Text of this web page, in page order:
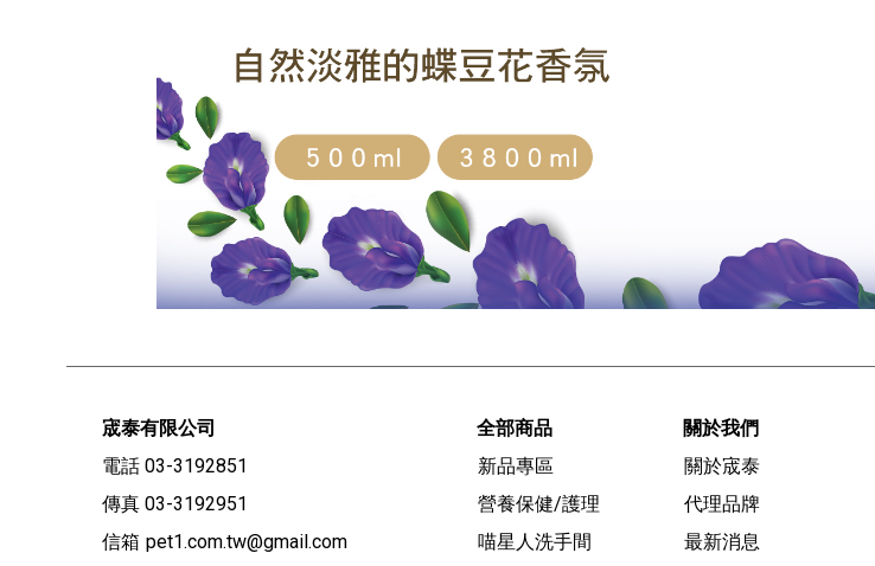
宬泰有限公司
電話 03-3192851
傳真 03-3192951
信箱 pet1.com.tw@gmail.com
全部商品
新品專區
營養保健/護理
喵星人洗手間
關於我們
關於宬泰
代理品牌
最新消息